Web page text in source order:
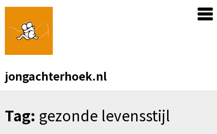
Skip
content
jongachterhoek.nl
Tag: gezonde levensstijl